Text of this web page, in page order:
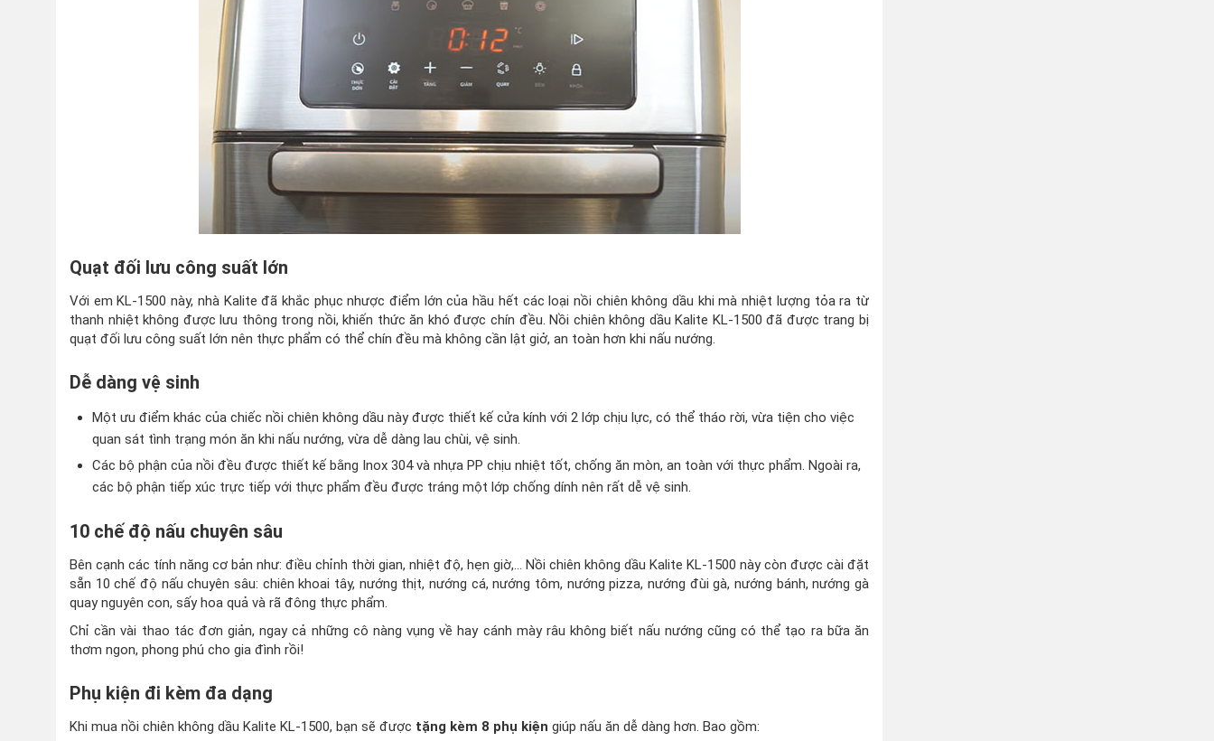
Quạt đối lưu công suất lớn
Với em KL-1500 này, nhà Kalite đã khắc phục nhược điểm lớn của hầu hết các loại nồi chiên không dầu khi mà nhiệt lượng tỏa ra từ
thanh nhiệt không được lưu thông trong nồi, khiến thức ăn khó được chín đều.Nồi chiên không dầu Kalite KL-1500 đã được trang bị
quạt đối lưu công suất lớn nên thực phẩm có thể chín đều mà không cần lật giở, an toàn hơn khi nấu nướng.
Dễ dàng vệ sinh
Một ưu điểm khác của chiếc nồi chiên không dầu này được thiết kế cửa kính với 2 lớp chịu lực, có thể tháo rời, vừa tiện cho việc
quan sát tình trạng món ăn khi nấu nướng, vừa dễ dàng lau chùi, vệ sinh.
Các bộ phận của nồi đều được thiết kế bằng Inox 304 và nhựa PP chịu nhiệt tốt, chống ăn mòn, an toàn với thực phẩm. Ngoài ra,
các bộ phận tiếp xúc trực tiếp với thực phẩm đều được tráng một lớp chống dính nên rất dễ vệ sinh.
10 chế độ nấu chuyên sâu
Bên cạnh các tính năng cơ bản như: điều chỉnh thời gian, nhiệt độ, hẹn giờ,… Nồi chiên không dầu Kalite KL-1500 này còn được cài đặt
sẵn 10 chế độ nấu chuyên sâu: chiên khoai tây, nướng thịt, nướng cá, nướng tôm, nướng pizza, nướng đùi gà, nướng bánh, nướng gà
quay nguyên con, sấy hoa quả và rã đông thực phẩm.
Chỉ cần vài thao tác đơn giản, ngay cả những cô nàng vụng về hay cánh mày râu không biết nấu nướng cũng có thể tạo ra bữa ăn
thơm ngon, phong phú cho gia đình rồi!
Phụ kiện đi kèm đa dạng
Khi mua nồi chiên không dầu Kalite KL-1500, bạn sẽ được tặng kèm 8 phụ kiện giúp nấu ăn dễ dàng hơn. Bao gồm: